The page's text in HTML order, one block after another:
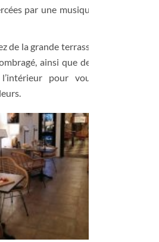
par une musique
de la grande terrasse
ainsi que des
pour vous